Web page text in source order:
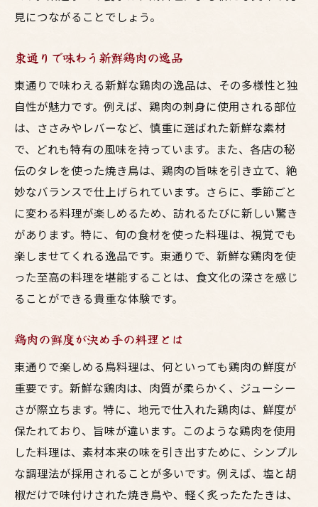
見につながることでしょう。
東通りで味わう新鮮鶏肉の逸品
東通りで味わえる新鮮な鶏肉の逸品は、その多様性と独
自性が魅力です。例えば、鶏肉の刺身に使用される部位
は、ささみやレバーなど、慎重に選ばれた新鮮な素材
で、どれも特有の風味を持っています。また、各店の秘
伝のタレを使った焼き鳥は、鶏肉の旨味を引き立て、絶
妙なバランスで仕上げられています。さらに、季節ごと
に変わる料理が楽しめるため、訪れるたびに新しい驚き
があります。特に、旬の食材を使った料理は、視覚でも
楽しませてくれる逸品です。東通りで、新鮮な鶏肉を使
った至高の料理を堪能することは、食文化の深さを感じ
ることができる貴重な体験です。
鶏肉の鮮度が決め手の料理とは
東通りで楽しめる鳥料理は、何といっても鶏肉の鮮度が
重要です。新鮮な鶏肉は、肉質が柔らかく、ジューシー
さが際立ちます。特に、地元で仕入れた鶏肉は、鮮度が
保たれており、旨味が違います。このような鶏肉を使用
した料理は、素材本来の味を引き出すために、シンプル
な調理法が採用されることが多いです。例えば、塩と胡
椒だけで味付けされた焼き鳥や、軽く炙ったたたきは、